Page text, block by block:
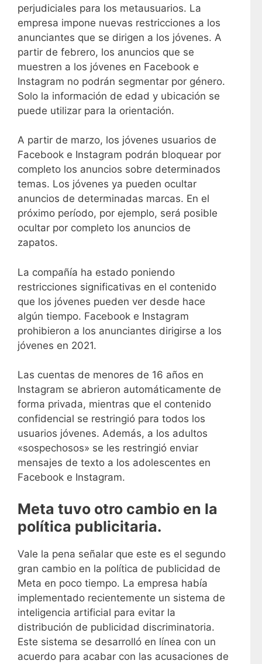
perjudiciales para los metausuarios. La
empresa impone nuevas restricciones a los
anunciantes que se dirigen a los jóvenes. A
partir de febrero, los anuncios que se
muestren a los jóvenes en Facebook e
Instagram no podrán segmentar por género.
Solo la información de edad y ubicación se
puede utilizar para la orientación.
A partir de marzo, los jóvenes usuarios de
Facebook e Instagram podrán bloquear por
completo los anuncios sobre determinados
temas. Los jóvenes ya pueden ocultar
anuncios de determinadas marcas. En el
próximo período, por ejemplo, será posible
ocultar por completo los anuncios de
zapatos.
La compañía ha estado poniendo
restricciones significativas en el contenido
que los jóvenes pueden ver desde hace
algún tiempo. Facebook e Instagram
prohibieron a los anunciantes dirigirse a los
jóvenes en 2021.
Las cuentas de menores de 16 años en
Instagram se abrieron automáticamente de
forma privada, mientras que el contenido
confidencial se restringió para todos los
usuarios jóvenes. Además, a los adultos
«sospechosos» se les restringió enviar
mensajes de texto a los adolescentes en
Facebook e Instagram.
Meta tuvo otro cambio en la
política publicitaria.
Vale la pena señalar que este es el segundo
gran cambio en la política de publicidad de
Meta en poco tiempo. La empresa había
implementado recientemente un sistema de
inteligencia artificial para evitar la
distribución de publicidad discriminatoria.
Este sistema se desarrolló en línea con un
acuerdo para acabar con las acusaciones de